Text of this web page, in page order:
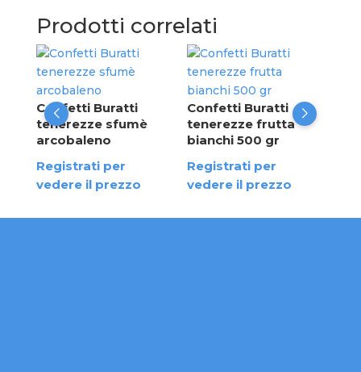
Prodotti correlati
Confetti Buratti
tenerezze sfumè
arcobaleno
Registrati per
vedere il prezzo
Confetti Buratti
tenerezze frutta
bianchi 500 gr
Registrati per
vedere il prezzo